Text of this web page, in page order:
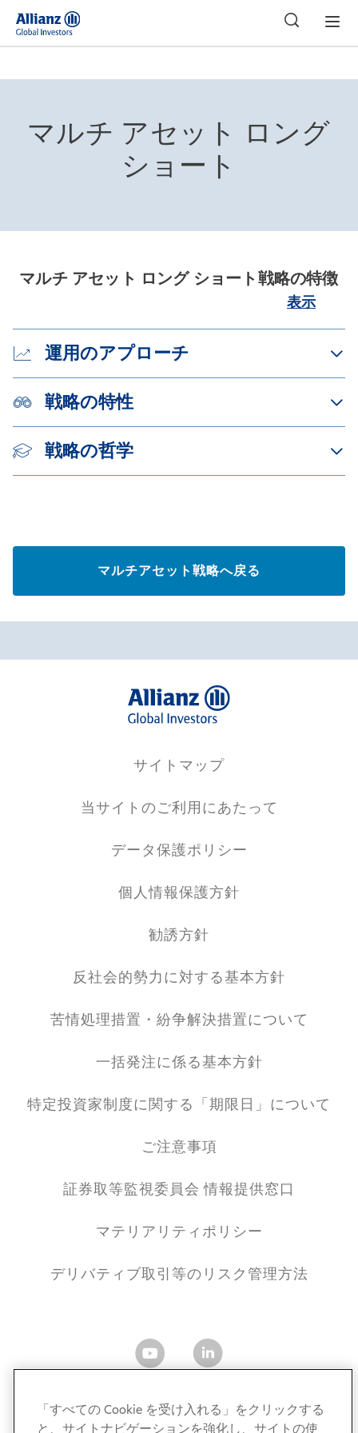
マルチ アセット ロング
ショート
マルチ アセット ロング ショート戦略の特徴
表示
運用のアプローチ
戦略の特性
戦略の哲学
マルチアセット戦略へ戻る
サイトマップ
当サイトのご利用にあたって
データ保護ポリシー
個人情報保護方針
勧誘方針
反社会的勢力に対する基本方針
苦情処理措置・紛争解決措置について
一括発注に係る基本方針
特定投資家制度に関する「期限日」について
ご注意事項
証券取等監視委員会 情報提供窓口
マテリアリティポリシー
デリバティブ取引等のリスク管理方法
「すべての Cookie を受け入れる」をクリックする
と、サイトナビゲーションを強化し、サイトの使